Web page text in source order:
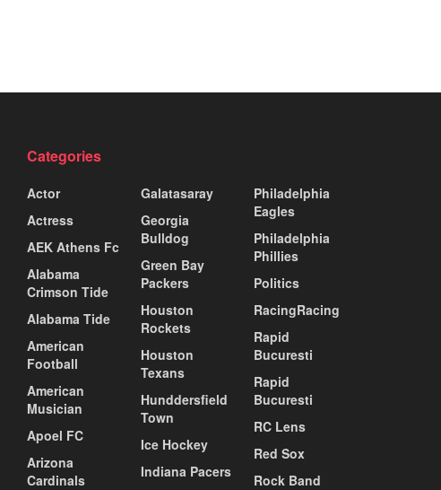
Categories
Actor
Actress
AEK Athens Fc
Alabama
Crimson Tide
Alabama Tide
American
Football
American
Musician
Apoel FC
Arizona
Cardinals
Galatasaray
Georgia
Bulldog
Green Bay
Packers
Houston
Rockets
Houston
Texans
Hunddersfield
Town
Ice Hockey
Indiana Pacers
Philadelphia
Eagles
Philadelphia
Phillies
Politics
RacingRacing
Rapid
Bucuresti
Rapid
Bucuresti
RC Lens
Red Sox
Rock Band